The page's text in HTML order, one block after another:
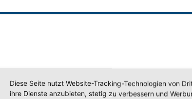
Diese Seite nutzt Website-Tracking-Technologien von
ihre Dienste anzubieten, stetig zu verbessern und